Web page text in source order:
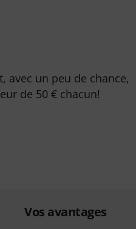
avec un peu de chance,
de 50 € chacun!
Vos avantages